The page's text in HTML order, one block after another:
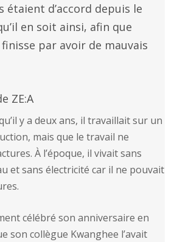
étaient d’accord depuis le
en soit ainsi, afin que
par avoir de mauvais
ZE:A
y a deux ans, il travaillait sur un
mais que le travail ne
À l’époque, il vivait sans
et sans électricité car il ne pouvait
célébré son anniversaire en
son collègue Kwanghee l’avait